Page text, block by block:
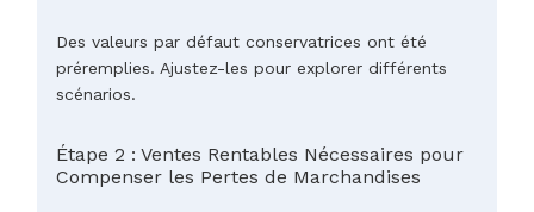
Des valeurs par défaut conservatrices ont été
préremplies. Ajustez-les pour explorer différents
scénarios.
Étape 2 : Ventes Rentables Nécessaires pour
Compenser les Pertes de Marchandises